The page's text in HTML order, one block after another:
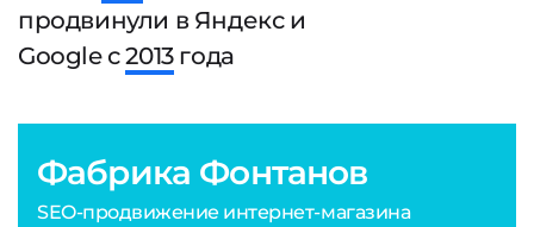
продвинули в Яндекс и
Google с2013года
Фабрика Фонтанов
SEO-продвижение интернет-магазина